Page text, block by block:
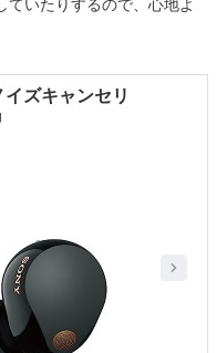
ていたりするので、心地よ
ズキャンセリ